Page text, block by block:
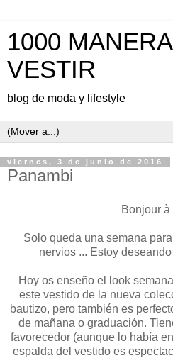
1000
VESTIR
blog de moda y lifestyle
viernes, 3 de junio de 2016
Panambi
Bonjour à
Solo queda una semana
nervios ... Estoy
Hoy os enseño el look
este vestido de la nueva
bautizo, pero también es
de mañana o graduación.
favorecedor (aunque lo había
espalda del vestido es